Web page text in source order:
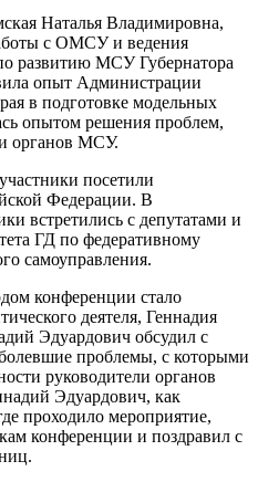
Наталья Владимировна,
с ОМСУ и ведения
развитию МСУ Губернатора
опыт Администрации
в подготовке модельных
опытом решения проблем,
органов МСУ.
посетили
Федерации. В
встретились с депутатами и
ГД по федеративному
самоуправления.
конференции стало
деятеля, Геннадия
Эдуардович обсудил с
проблемы, с которыми
руководители органов
Эдуардович, как
проходило мероприятие,
конференции и поздравил с